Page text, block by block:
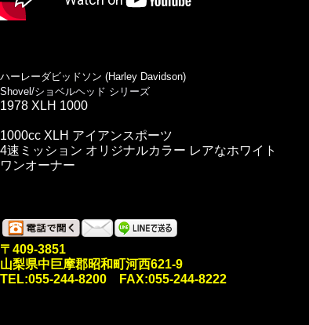
ハーレーダビッドソン (Harley Davidson)
Shovel/ショベルヘッド シリーズ
1978 XLH 1000
1000cc XLH アイアンスポーツ
4速ミッション オリジナルカラー レアなホワイト
ワンオーナー
〒409-3851
山梨県中巨摩郡昭和町河西621-9
TEL:055-244-8200 FAX:055-244-8222